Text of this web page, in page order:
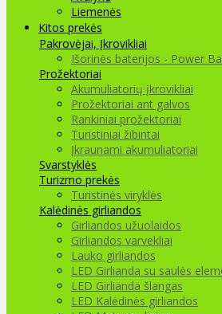
Liemenės
Kitos prekės
Pakrovėjai, Įkrovikliai
Išorinės baterijos - Power
Prožektoriai
Akumuliatorių įkrovikliai
Prožektoriai ant galvos
Rankiniai prožektoriai
Turistiniai žibintai
Įkraunami akumuliatoriai
Svarstyklės
Turizmo prekės
Turistinės viryklės
Kalėdinės girliandos
Girliandos užuolaidos
Girliandos varvekliai
Lauko girliandos
LED Girlianda su saulės
LED Girlianda šlangas
LED Kalėdinės girliandos